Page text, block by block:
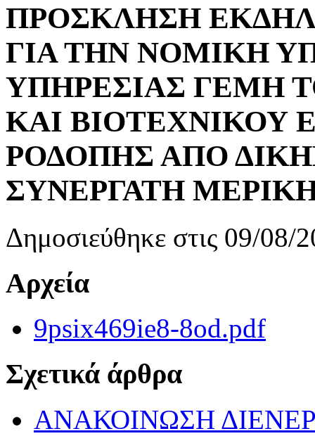
ΠΡΟΣΚΛΗΣΗ
ΓΙΑ ΤΗΝ ΝΟΜΙΚΗ
ΥΠΗΡΕΣΙΑΣ ΓΕΜΗ
ΚΑΙ ΒΙΟΤΕΧΝΙΚΟΥ
ΡΟΔΟΠΗΣ ΑΠΟ
ΣΥΝΕΡΓΑΤΗ
Δημοσιεύθηκε στις 09/08/
Αρχεία
9psix469ie8-8od.pdf
Σχετικά άρθρα
ΑΝΑΚΟΙΝΩΣΗ